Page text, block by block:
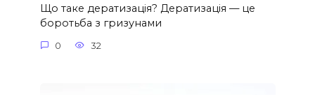
Що таке дератизація? Дератизація — це
боротьба з гризунами
0 32